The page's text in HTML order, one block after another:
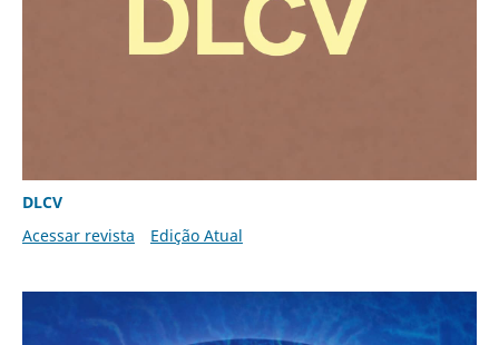
DLCV
Acessar revista
Edição Atual